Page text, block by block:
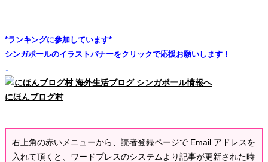
*ランキングに参加しています*
シンガポールのイラストバナーをクリックで応援お願いします！
↓
にほんブログ村
右上角の赤いメニューから、読者登録ページで Email アドレスを
入れて頂くと、ワードプレスのシステムより記事が更新された時